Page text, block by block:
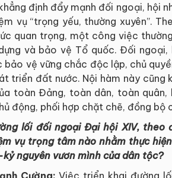
định đẩy mạnh đối ngoại, hội
vụ “trọng yếu, thường xuyên”.
quan trọng, một công việc
và bảo vệ Tổ quốc. Đối
bảo vệ vững chắc độc lập, chủ
triển đất nước. Nội hàm này cũng
toàn Đảng, toàn dân, toàn
động, phối hợp chặt chẽ, đồng bộ
lối đối ngoại Đại hội XIV,
vụ trọng tâm nào nhằm thực
nguyên vươn mình của dân tộc?
Cường:Việc triển khai đường